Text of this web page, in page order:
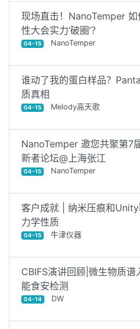
现场直击！NanoTemper
性大会实力‘破圈’？
04-15 NanoTemper
谁动了我的蛋白样品？
质真相
04-15 Melody高天歌
NanoTemper 邀您共聚第7
新者论坛@上海张江
04-15 NanoTemper
客户成就 | 纳米压痕和
力学性质
04-15 牛津仪器
CBIFS演讲回顾|微生物质
能食安检测
04-14 DW